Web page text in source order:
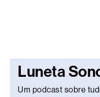
Luneta
Um podcast sobre